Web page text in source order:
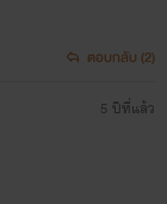
ตอบกลับ (2)
5 ปีที่แล้ว